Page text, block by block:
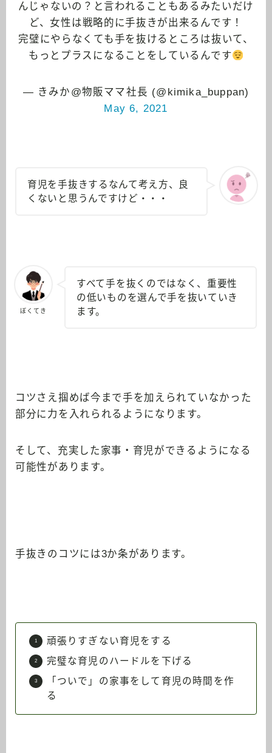
んじゃないの？と言われることもあるみたいだけ
ど、女性は戦略的に手抜きが出来るんです！
完璧にやらなくても手を抜けるところは抜いて、
もっとプラスになることをしているんです
— きみか@物販ママ社長 (@kimika_buppan)
May 6, 2021
育児を手抜きするなんて考え方、良
くないと思うんですけど・・・
ぼくてき
すべて手を抜くのではなく、重要性
の低いものを選んで手を抜いていき
ます。
コツさえ掴めば今まで手を加えられていなかった
部分に力を入れられるようになります。
そして、充実した家事・育児ができるようになる
可能性があります。
手抜きのコツには3か条があります。
頑張りすぎない育児をする
完璧な育児のハードルを下げる
「ついで」の家事をして育児の時間を作
る